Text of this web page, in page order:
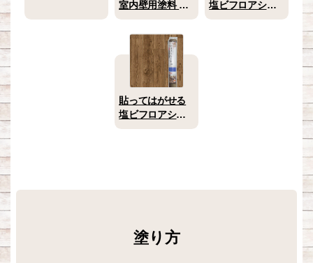
室内壁用塗料 ス
ノードロップ 2L
塩ビフロアシー
ト テラコッタ
貼ってはがせる
塩ビフロアシー
ト アンティーク
塗り方